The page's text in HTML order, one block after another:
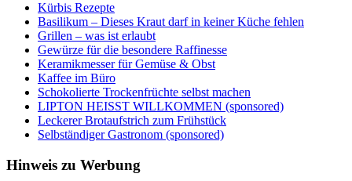
Kürbis Rezepte
Basilikum – Dieses Kraut darf in keiner Küche fehlen
Grillen – was ist erlaubt
Gewürze für die besondere Raffinesse
Keramikmesser für Gemüse & Obst
Kaffee im Büro
Schokolierte Trockenfrüchte selbst machen
LIPTON HEISST WILLKOMMEN (sponsored)
Leckerer Brotaufstrich zum Frühstück
Selbständiger Gastronom (sponsored)
Hinweis zu Werbung